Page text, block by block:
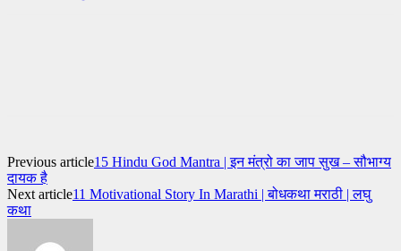
Previous article15 Hindu God Mantra | इन मंत्रो का जाप सुख – सौभाग्य
दायक है
Next article11 Motivational Story In Marathi | बोधकथा मराठी | लघु
कथा